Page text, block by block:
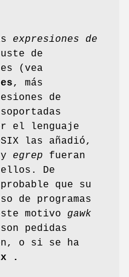
expresiones de
de
(vea
, más
de
el lenguaje
las añadió,
y egrep fueran
De
que su
de programas
motivo gawk
pedidas
o si se ha
.